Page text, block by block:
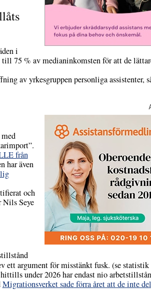
i
75 % av medianinkomsten för att de
av yrkesgruppen personliga assistenter,
från
har även
och
Nils Seye
ett argument för misstänkt fusk. (se
under 2026 har endast nio
Migrationsverket sade förra året att de inte